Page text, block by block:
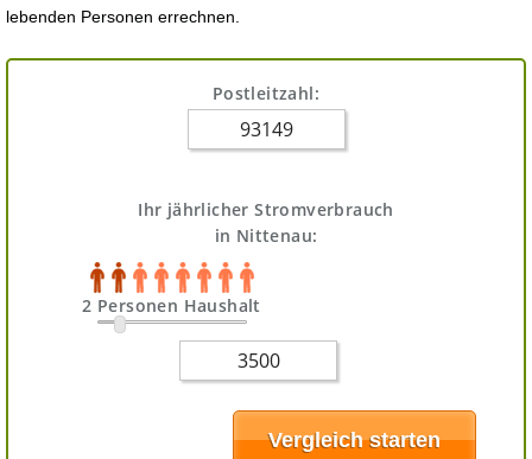
lebenden Personen errechnen.
Postleitzahl:
Ihr jährlicher Stromverbrauch
in Nittenau:
2 Personen Haushalt